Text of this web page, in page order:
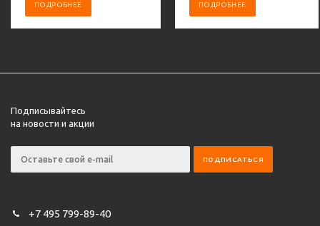
ПОДРОБНЕЕ ПОДРОБНЕЕ
Подписывайтесь
на новости и акции
+7 495 799-89-40